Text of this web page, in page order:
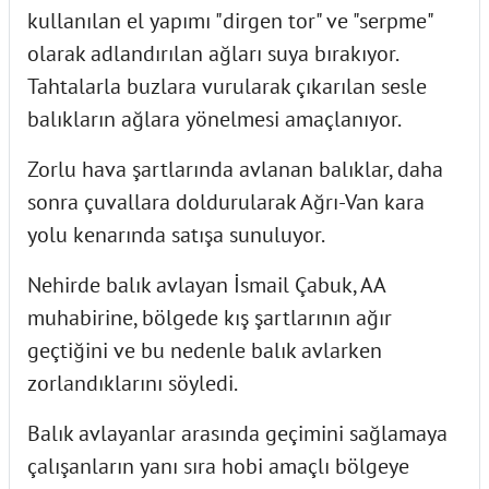
kullanılan el yapımı "dirgen tor" ve "serpme"
olarak adlandırılan ağları suya bırakıyor.
Tahtalarla buzlara vurularak çıkarılan sesle
balıkların ağlara yönelmesi amaçlanıyor.
Zorlu hava şartlarında avlanan balıklar, daha
sonra çuvallara doldurularak Ağrı-Van kara
yolu kenarında satışa sunuluyor.
Nehirde balık avlayan İsmail Çabuk, AA
muhabirine, bölgede kış şartlarının ağır
geçtiğini ve bu nedenle balık avlarken
zorlandıklarını söyledi.
Balık avlayanlar arasında geçimini sağlamaya
çalışanların yanı sıra hobi amaçlı bölgeye